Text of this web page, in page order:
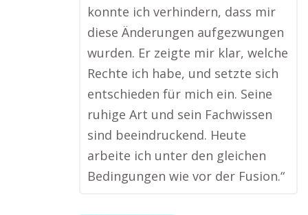
konnte ich verhindern, dass mir
diese Änderungen aufgezwungen
wurden. Er zeigte mir klar, welche
Rechte ich habe, und setzte sich
entschieden für mich ein. Seine
ruhige Art und sein Fachwissen
sind beeindruckend. Heute
arbeite ich unter den gleichen
Bedingungen wie vor der Fusion.“